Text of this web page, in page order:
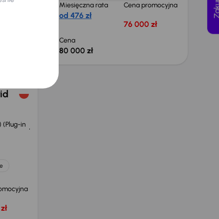
Miesięczna rata
od 476 zł
Cena promocyjna
76 000 zł
Cena
80 000 zł
(Plug-in